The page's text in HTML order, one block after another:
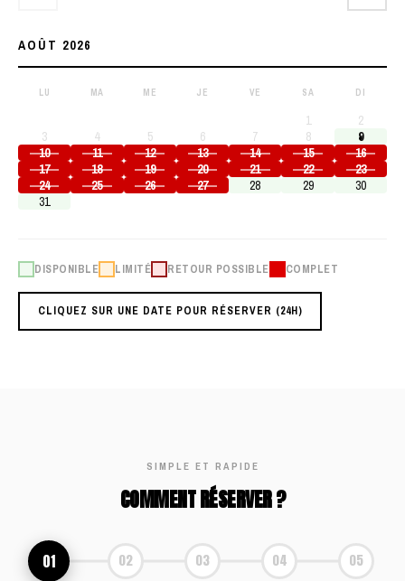
AOÛT 2026
LU MA ME JE VE SA DI
1
2
3
4 5 6 7 8
9
10
11 12 13 14 15
16
17
18 19 20 21 22
23
24
25 26 27 28 29
30
31
DISPONIBLE LIMITÉ RETOUR POSSIBLE COMPLET
CLIQUEZ SUR UNE DATE POUR RÉSERVER (24H)
SIMPLE ET RAPIDE
COMMENT RÉSERVER ?
01 02 03 04 05